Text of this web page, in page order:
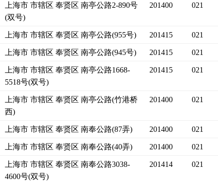
上海市 市辖区 奉贤区 南亭公路2-890号
(双号)
201400 021
上海市 市辖区 奉贤区 南亭公路(955号) 201415 021
上海市 市辖区 奉贤区 南亭公路(945号) 201415 021
上海市 市辖区 奉贤区 南亭公路1668-
5518号(双号)
201415 021
上海市 市辖区 奉贤区 南亭公路(竹港桥
西)
201400 021
上海市 市辖区 奉贤区 南奉公路(87弄) 201400 021
上海市 市辖区 奉贤区 南奉公路(40弄) 201400 021
上海市 市辖区 奉贤区 南奉公路3038-
4600号(双号)
201414 021